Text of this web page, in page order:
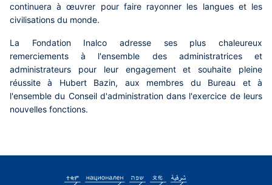
continuera à œuvrer pour faire rayonner les langues et les
civilisations du monde.
La Fondation Inalco adresse ses plus chaleureux
remerciements à l'ensemble des administratrices et
administrateurs pour leur engagement et souhaite pleine
réussite à Hubert Bazin, aux membres du Bureau et à
l'ensemble du Conseil d'administration dans l'exercice de leurs
nouvelles fonctions.